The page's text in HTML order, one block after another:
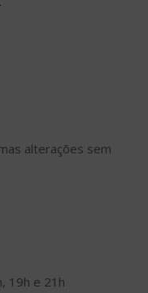
alterações sem
19h e 21h